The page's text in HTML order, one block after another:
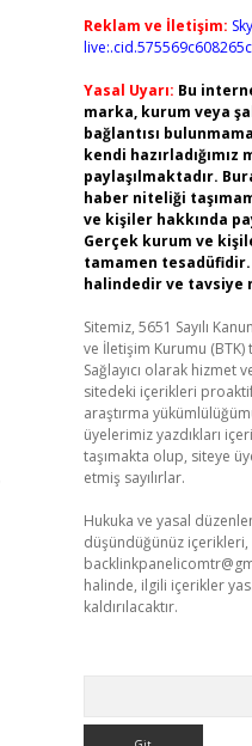
Reklam ve İletişim:
Yasal Uyarı: Bu
marka, kurum veya
bağlantısı
kendi hazırladığımız
paylaşılmaktadır.
haber niteliği
ve kişiler hakkında
Gerçek kurum ve
tamamen
halindedir ve tavsiye
Sitemiz, 5651 Sayılı
ve İletişim Kurumu
Sağlayıcı olarak hizmet
sitedeki içerikleri
araştırma
üyelerimiz yazdıkları
taşımakta olup, siteye
etmiş sayılırlar.
Hukuka ve yasal
düşündüğünüz içerikleri,
halinde, ilgili içerikler
kaldırılacaktır.